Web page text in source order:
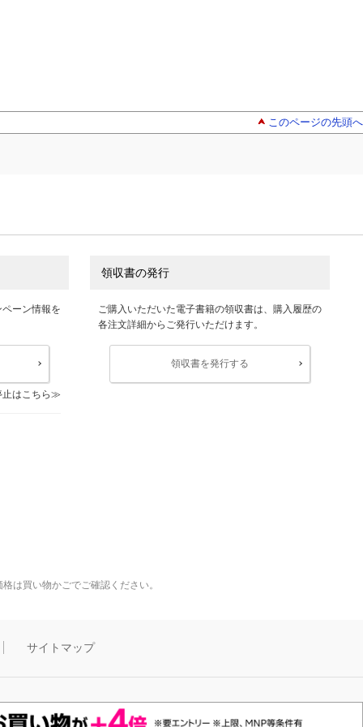
このページの先頭へ
ーン情報を
はこちら
領収書の発行
ご購入いただいた電子書籍の領収書は、購入履歴の
各注文詳細からご発行いただけます。
領収書を発行する
は買い物かごでご確認ください。
サイトマップ